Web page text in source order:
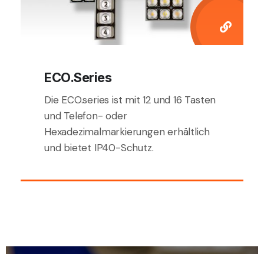
ECO.Series
Die ECO.series ist mit 12 und 16 Tasten
und Telefon- oder
Hexadezimalmarkierungen erhältlich
und bietet IP40-Schutz.